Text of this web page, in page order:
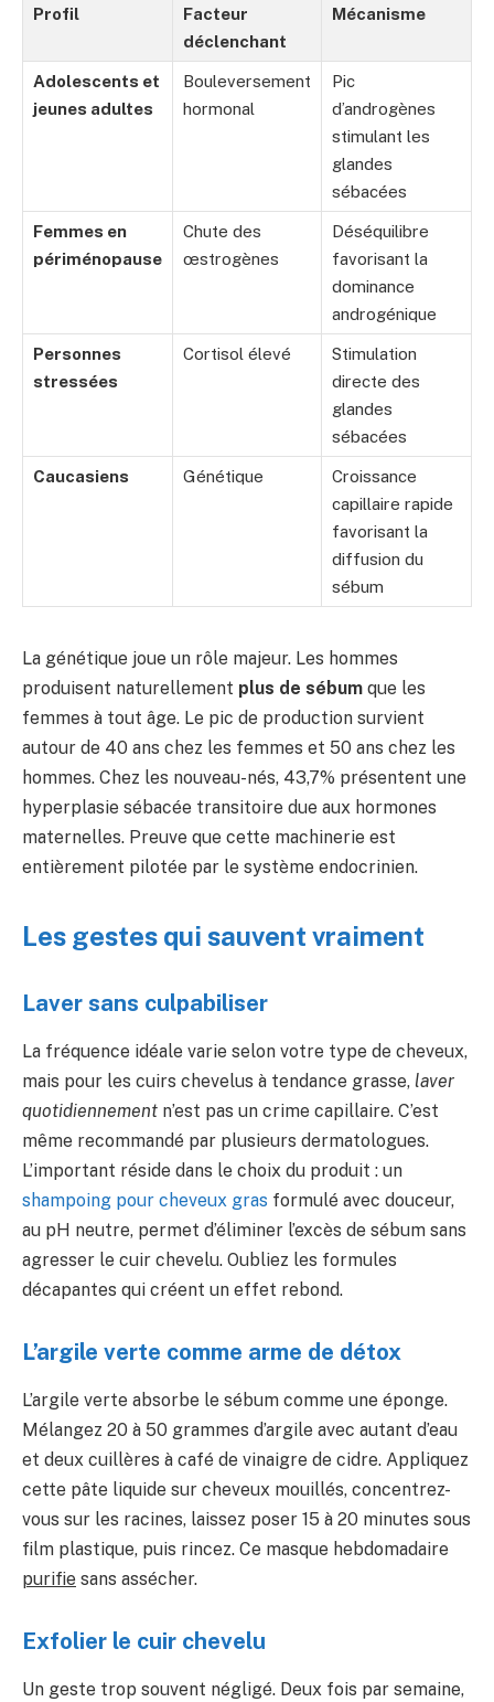
Profil
Facteur
déclenchant
Mécanisme
Adolescents et
jeunes adultes
Bouleversement
hormonal
Pic
d’androgènes
stimulant les
glandes
sébacées
Femmes en
périménopause
Chute des
œstrogènes
Déséquilibre
favorisant la
dominance
androgénique
Personnes
stressées
Cortisol élevé
Stimulation
directe des
glandes
sébacées
Caucasiens Génétique
Croissance
capillaire rapide
favorisant la
diffusion du
sébum
La génétique joue un rôle majeur. Les hommes
produisent naturellement plus de sébum que les
femmes à tout âge. Le pic de production survient
autour de 40 ans chez les femmes et 50 ans chez les
hommes. Chez les nouveau-nés, 43,7% présentent une
hyperplasie sébacée transitoire due aux hormones
maternelles. Preuve que cette machinerie est
entièrement pilotée par le système endocrinien.
Les gestes qui sauvent vraiment
Laver sans culpabiliser
La fréquence idéale varie selon votre type de cheveux,
mais pour les cuirs chevelus à tendance grasse, laver
quotidiennement n’est pas un crime capillaire. C’est
même recommandé par plusieurs dermatologues.
L’important réside dans le choix du produit : un
shampoing pour cheveux gras formulé avec douceur,
au pH neutre, permet d’éliminer l’excès de sébum sans
agresser le cuir chevelu. Oubliez les formules
décapantes qui créent un effet rebond.
L’argile verte comme arme de détox
L’argile verte absorbe le sébum comme une éponge.
Mélangez 20 à 50 grammes d’argile avec autant d’eau
et deux cuillères à café de vinaigre de cidre. Appliquez
cette pâte liquide sur cheveux mouillés, concentrez-
vous sur les racines, laissez poser 15 à 20 minutes sous
film plastique, puis rincez. Ce masque hebdomadaire
purifie sans assécher.
Exfolier le cuir chevelu
Un geste trop souvent négligé. Deux fois par semaine,